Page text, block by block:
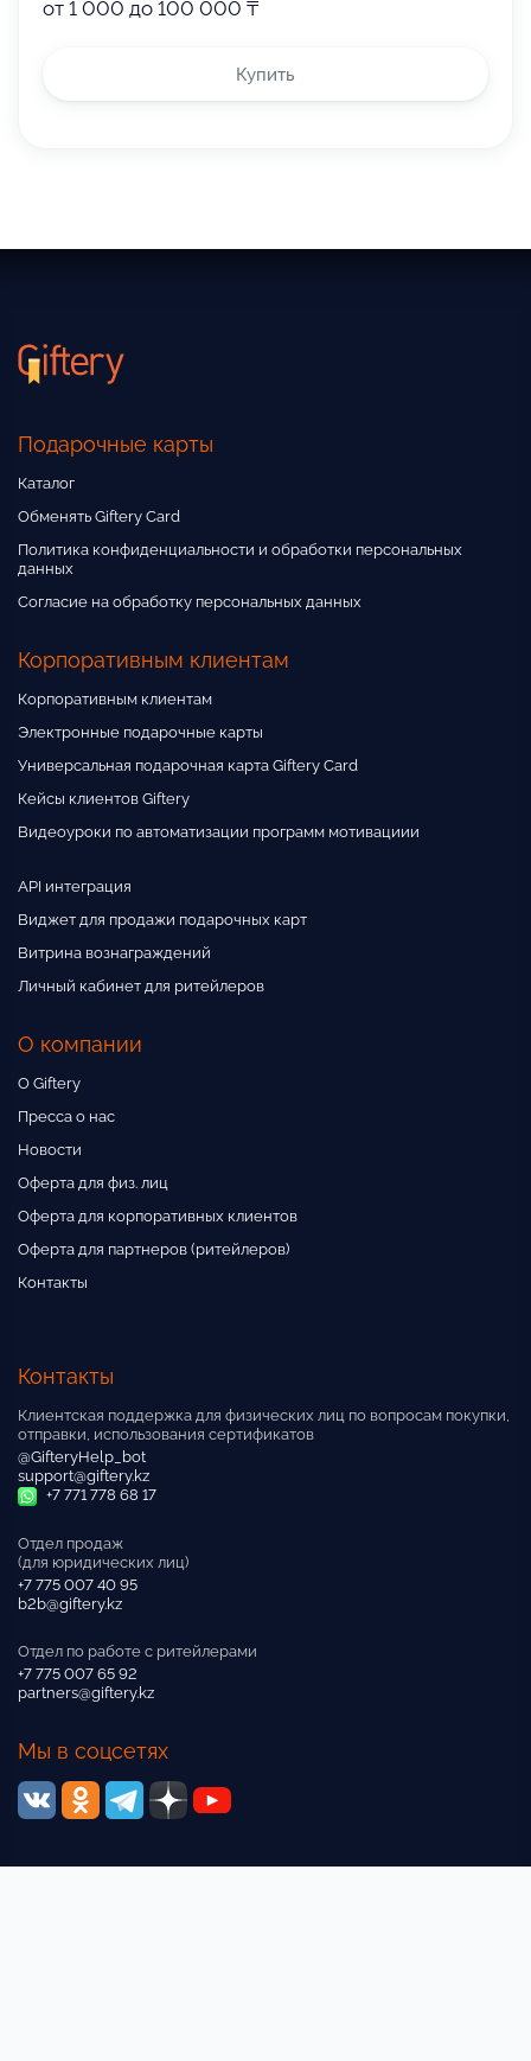
от 1 000 до 100 000 ₸
Купить
Подарочные карты
Каталог
Обменять Giftery Card
Политика конфиденциальности и обработки персональных
данных
Согласие на обработку персональных данных
Корпоративным клиентам
Корпоративным клиентам
Электронные подарочные карты
Универсальная подарочная карта Giftery Card
Кейсы клиентов Giftery
Видеоуроки по автоматизации программ мотивациии
API интеграция
Виджет для продажи подарочных карт
Витрина вознаграждений
Личный кабинет для ритейлеров
О компании
О Giftery
Пресса о нас
Новости
Оферта для физ. лиц
Оферта для корпоративных клиентов
Оферта для партнеров (ритейлеров)
Контакты
Контакты
Клиентская поддержка для физических лиц по вопросам покупки,
отправки, использования сертификатов
@GifteryHelp_bot
support@giftery.kz
+7 771 778 68 17
Отдел продаж
(для юридических лиц)
+7 775 007 40 95
b2b@giftery.kz
Отдел по работе с ритейлерами
+7 775 007 65 92
partners@giftery.kz
Мы в соцсетях